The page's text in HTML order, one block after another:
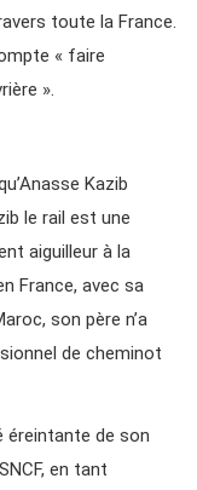
toute la France.
« faire
».
Kazib
le rail est une
aiguilleur à la
France, avec sa
son père n’a
de cheminot
éreintante de son
en tant